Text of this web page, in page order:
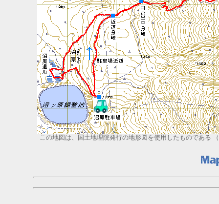
この地図は、国土地理院発行の地形図を使用したものである